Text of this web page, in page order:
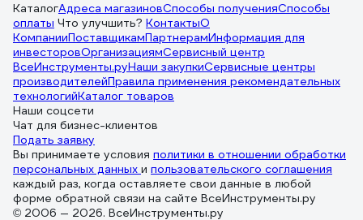
КаталогАдреса магазиновСпособы полученияСпособы
оплаты Что улучшить? КонтактыО
КомпанииПоставщикамПартнерамИнформация для
инвесторовОрганизациямСервисный центр
ВсеИнструменты.руНаши закупкиСервисные центры
производителейПравила применения рекомендательных
технологийКаталог товаров
Наши соцсети
Чат для бизнес-клиентов
Подать заявку
Вы принимаете условия политики в отношении обработки
персональных данных и пользовательского соглашения
каждый раз, когда оставляете свои данные в любой
форме обратной связи на сайте ВсеИнструменты.ру
© 2006 — 2026. ВсеИнструменты.ру